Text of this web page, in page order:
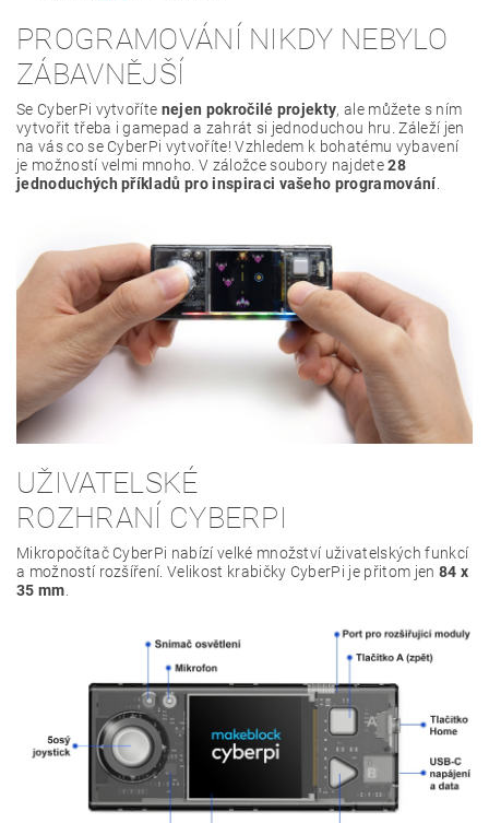
PROGRAMOVÁNÍ NIKDY NEBYLO
ZÁBAVNĚJŠÍ
Se CyberPi vytvoříte nejen pokročilé projekty, ale můžete s ním
vytvořit třeba i gamepad a zahrát si jednoduchou hru. Záleží jen
na vás co se CyberPi vytvoříte! Vzhledem k bohatému vybavení
je možností velmi mnoho. V záložce soubory najdete28
jednoduchých příkladů pro inspiraci vašeho programování
UŽIVATELSKÉ
ROZHRANÍ CYBERPI
Mikropočítač CyberPi nabízí velké množství uživatelských funkcí
a možností rozšíření. Velikost krabičky CyberPi je přitom jen 84 x
35 mm